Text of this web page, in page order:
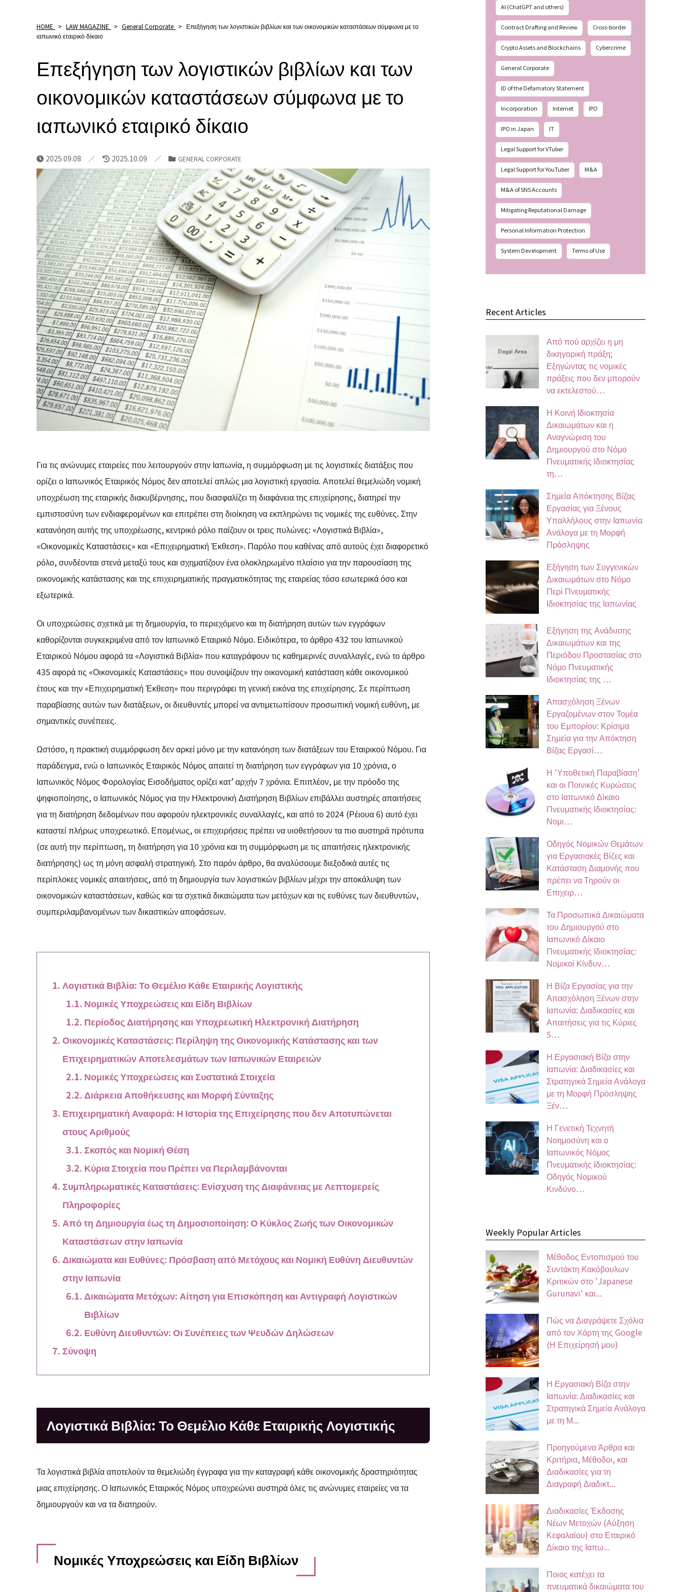
HOME > LAW MAGAZINE > General Corporate > Επεξήγηση των λογιστικών βιβλίων και των οικονομικών καταστάσεων σύμφωνα με το
ιαπωνικό εταιρικό δίκαιο
Επεξήγηση των λογιστικών βιβλίων και των
οικονομικών καταστάσεων σύμφωνα με το
ιαπωνικό εταιρικό δίκαιο
2025.09.08 2025.10.09 GENERAL CORPORATE
Για τις ανώνυμες εταιρείες που λειτουργούν στην Ιαπωνία, η συμμόρφωση με τις λογιστικές διατάξεις που
ορίζει ο Ιαπωνικός Εταιρικός Νόμος δεν αποτελεί απλώς μια λογιστική εργασία. Αποτελεί θεμελιώδη νομική
υποχρέωση της εταιρικής διακυβέρνησης, που διασφαλίζει τη διαφάνεια της επιχείρησης, διατηρεί την
εμπιστοσύνη των ενδιαφερομένων και επιτρέπει στη διοίκηση να εκπληρώνει τις νομικές της ευθύνες. Στην
κατανόηση αυτής της υποχρέωσης, κεντρικό ρόλο παίζουν οι τρεις πυλώνες: «Λογιστικά Βιβλία»,
«Οικονομικές Καταστάσεις» και «Επιχειρηματική Έκθεση». Παρόλο που καθένας από αυτούς έχει διαφορετικό
ρόλο, συνδέονται στενά μεταξύ τους και σχηματίζουν ένα ολοκληρωμένο πλαίσιο για την παρουσίαση της
οικονομικής κατάστασης και της επιχειρηματικής πραγματικότητας της εταιρείας τόσο εσωτερικά όσο και
εξωτερικά.
Οι υποχρεώσεις σχετικά με τη δημιουργία, το περιεχόμενο και τη διατήρηση αυτών των εγγράφων
καθορίζονται συγκεκριμένα από τον Ιαπωνικό Εταιρικό Νόμο. Ειδικότερα, το άρθρο 432 του Ιαπωνικού
Εταιρικού Νόμου αφορά τα «Λογιστικά Βιβλία» που καταγράφουν τις καθημερινές συναλλαγές, ενώ το άρθρο
435 αφορά τις «Οικονομικές Καταστάσεις» που συνοψίζουν την οικονομική κατάσταση κάθε οικονομικού
έτους και την «Επιχειρηματική Έκθεση» που περιγράφει τη γενική εικόνα της επιχείρησης. Σε περίπτωση
παραβίασης αυτών των διατάξεων, οι διευθυντές μπορεί να αντιμετωπίσουν προσωπική νομική ευθύνη, με
σημαντικές συνέπειες.
Ωστόσο, η πρακτική συμμόρφωση δεν αρκεί μόνο με την κατανόηση των διατάξεων του Εταιρικού Νόμου. Για
παράδειγμα, ενώ ο Ιαπωνικός Εταιρικός Νόμος απαιτεί τη διατήρηση των εγγράφων για 10 χρόνια, ο
Ιαπωνικός Νόμος Φορολογίας Εισοδήματος ορίζει κατ’ αρχήν 7 χρόνια. Επιπλέον, με την πρόοδο της
ψηφιοποίησης, ο Ιαπωνικός Νόμος για την Ηλεκτρονική Διατήρηση Βιβλίων επιβάλλει αυστηρές απαιτήσεις
για τη διατήρηση δεδομένων που αφορούν ηλεκτρονικές συναλλαγές, και από το 2024 (Ρέιουα 6) αυτό έχει
καταστεί πλήρως υποχρεωτικό. Επομένως, οι επιχειρήσεις πρέπει να υιοθετήσουν τα πιο αυστηρά πρότυπα
(σε αυτή την περίπτωση, τη διατήρηση για 10 χρόνια και τη συμμόρφωση με τις απαιτήσεις ηλεκτρονικής
διατήρησης) ως τη μόνη ασφαλή στρατηγική. Στο παρόν άρθρο, θα αναλύσουμε διεξοδικά αυτές τις
περίπλοκες νομικές απαιτήσεις, από τη δημιουργία των λογιστικών βιβλίων μέχρι την αποκάλυψη των
οικονομικών καταστάσεων, καθώς και τα σχετικά δικαιώματα των μετόχων και τις ευθύνες των διευθυντών,
συμπεριλαμβανομένων των δικαστικών αποφάσεων.
Λογιστικά Βιβλία: Το Θεμέλιο Κάθε Εταιρικής Λογιστικής
Νομικές Υποχρεώσεις και Είδη Βιβλίων
Περίοδος Διατήρησης και Υποχρεωτική Ηλεκτρονική Διατήρηση
Οικονομικές Καταστάσεις: Περίληψη της Οικονομικής Κατάστασης και των
Επιχειρηματικών Αποτελεσμάτων των Ιαπωνικών Εταιρειών
Νομικές Υποχρεώσεις και Συστατικά Στοιχεία
Διάρκεια Αποθήκευσης και Μορφή Σύνταξης
Επιχειρηματική Αναφορά: Η Ιστορία της Επιχείρησης που δεν Αποτυπώνεται
στους Αριθμούς
Σκοπός και Νομική Θέση
Κύρια Στοιχεία που Πρέπει να Περιλαμβάνονται
Συμπληρωματικές Καταστάσεις: Ενίσχυση της Διαφάνειας με Λεπτομερείς
Πληροφορίες
Από τη Δημιουργία έως τη Δημοσιοποίηση: Ο Κύκλος Ζωής των Οικονομικών
Καταστάσεων στην Ιαπωνία
Δικαιώματα και Ευθύνες: Πρόσβαση από Μετόχους και Νομική Ευθύνη Διευθυντών
στην Ιαπωνία
Δικαιώματα Μετόχων: Αίτηση για Επισκόπηση και Αντιγραφή Λογιστικών
Βιβλίων
Ευθύνη Διευθυντών: Οι Συνέπειες των Ψευδών Δηλώσεων
Σύνοψη
Λογιστικά Βιβλία: Το Θεμέλιο Κάθε Εταιρικής Λογιστικής
Τα λογιστικά βιβλία αποτελούν τα θεμελιώδη έγγραφα για την καταγραφή κάθε οικονομικής δραστηριότητας
μιας επιχείρησης. Ο Ιαπωνικός Εταιρικός Νόμος υποχρεώνει αυστηρά όλες τις ανώνυμες εταιρείες να τα
δημιουργούν και να τα διατηρούν.
Νομικές Υποχρεώσεις και Είδη Βιβλίων
AI (ChatGPT and others)
Contract Drafting and Review Cross-border
Crypto Assets and Blockchains Cybercrime
General Corporate
ID of the Defamatory Statement
Incorporation Internet IPO
IPO in Japan IT
Legal Support for VTuber
Legal Support for YouTuber M&A
M&A of SNS Accounts
Mitigating Reputational Damage
Personal Information Protection
System Development Terms of Use
Recent Articles
Από πού αρχίζει η μη
δικηγορική πράξη;
Εξηγώντας τις νομικές
πράξεις που δεν μπορούν
να εκτελεστού…
Η Κοινή Ιδιοκτησία
Δικαιωμάτων και η
Αναγνώριση του
Δημιουργού στο Νόμο
Πνευματικής Ιδιοκτησίας
τη…
Σημεία Απόκτησης Βίζας
Εργασίας για Ξένους
Υπαλλήλους στην Ιαπωνία
Ανάλογα με τη Μορφή
Πρόσληψης
Εξήγηση των Συγγενικών
Δικαιωμάτων στο Νόμο
Περί Πνευματικής
Ιδιοκτησίας της Ιαπωνίας
Εξήγηση της Ανάδυσης
Δικαιωμάτων και της
Περιόδου Προστασίας στο
Νόμο Πνευματικής
Ιδιοκτησίας της …
Απασχόληση Ξένων
Εργαζομένων στον Τομέα
του Εμπορίου: Κρίσιμα
Σημεία για την Απόκτηση
Βίζας Εργασί…
Η 'Υποθετική Παραβίαση'
και οι Ποινικές Κυρώσεις
στο Ιαπωνικό Δίκαιο
Πνευματικής Ιδιοκτησίας:
Νομι…
Οδηγός Νομικών Θεμάτων
για Εργασιακές Βίζες και
Κατάσταση Διαμονής που
πρέπει να Τηρούν οι
Επιχειρ…
Τα Προσωπικά Δικαιώματα
του Δημιουργού στο
Ιαπωνικό Δίκαιο
Πνευματικής Ιδιοκτησίας:
Νομικοί Κίνδυν…
Η Βίζα Εργασίας για την
Απασχόληση Ξένων στην
Ιαπωνία: Διαδικασίες και
Απαιτήσεις για τις Κύριες
5…
Η Εργασιακή Βίζα στην
Ιαπωνία: Διαδικασίες και
Στρατηγικά Σημεία Ανάλογα
με τη Μορφή Πρόσληψης
Ξέν…
Η Γενετική Τεχνητή
Νοημοσύνη και ο
Ιαπωνικός Νόμος
Πνευματικής Ιδιοκτησίας:
Οδηγός Νομικού
Κινδύνο…
Weekly Popular Articles
Μέθοδος Εντοπισμού του
Συντάκτη Κακόβουλων
Κριτικών στο 'Japanese
Gurunavi' και...
Πώς να Διαγράψετε Σχόλια
από τον Χάρτη της Google
(Η Επιχείρησή μου)
Η Εργασιακή Βίζα στην
Ιαπωνία: Διαδικασίες και
Στρατηγικά Σημεία Ανάλογα
με τη Μ...
Προηγούμενα Άρθρα και
Κριτήρια, Μέθοδοι, και
Διαδικασίες για τη
Διαγραφή Διαδικτ...
Διαδικασίες Έκδοσης
Νέων Μετοχών (Αύξηση
Κεφαλαίου) στο Εταιρικό
Δίκαιο της Ιαπω...
Ποιος κατέχει τα
πνευματικά δικαιώματα του